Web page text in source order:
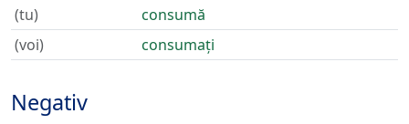
(tu)
consumă
(voi)
consumați
Negativ